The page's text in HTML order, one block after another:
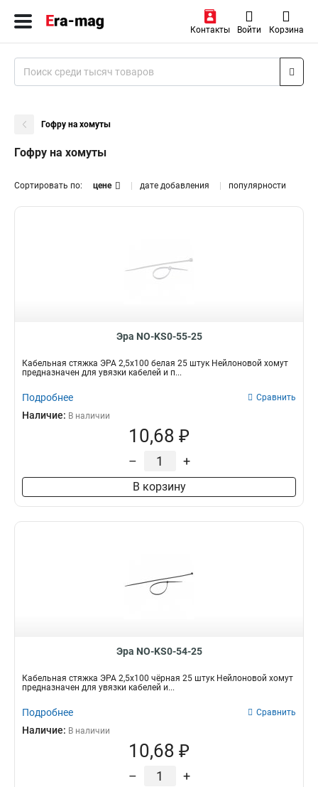
Контакты Войти Корзина
Гофру на хомуты
Гофру на хомуты
Сортировать по: цене дате добавления популярности
Эра NO-KS0-55-25
Кабельная стяжка ЭРА 2,5х100 белая 25 штук Нейлоновой хомут
предназначен для увязки кабелей и п...
Подробнее Сравнить
Наличие: В наличии
10,68 ₽
– +
В корзину
Эра NO-KS0-54-25
Кабельная стяжка ЭРА 2,5х100 чёрная 25 штук Нейлоновой хомут
предназначен для увязки кабелей и...
Подробнее Сравнить
Наличие: В наличии
10,68 ₽
– +